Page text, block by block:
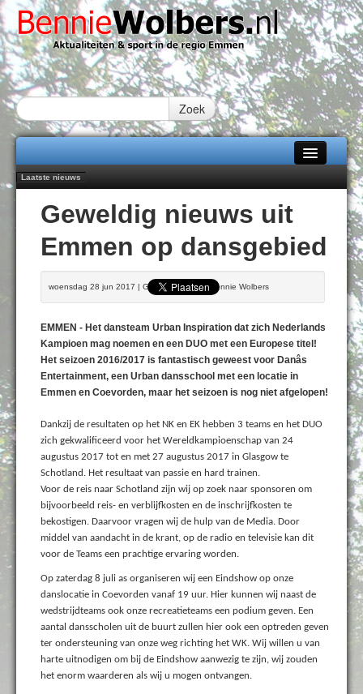
Zoek
Home
Alle categorieën
Over Bennie Wolbers
Fotoboek
Laatste nieuws
Daan Lambers tekent eerste profcontract bij FC Emmen
Jubileumfeest 35 jaar De Amer
Hunzeloopwandeltocht keert op 19 september 2026 terug naar Zuidlaren
102 kaarsen voor eeuwling Mieke Sijbom-Maatje
DONDERDAG 06 AUG 2026
Geweldig nieuws uit
Emmen op dansgebied
woensdag 28 jun 2017 | Geschreven door Bennie Wolbers
EMMEN - Het dansteam Urban Inspiration dat zich Nederlands
Kampioen mag noemen en een DUO met een Europese titel!
Het seizoen 2016/2017 is fantastisch geweest voor Danâs
Entertainment, een Urban dansschool met een locatie in
Emmen en Coevorden, maar het seizoen is nog niet afgelopen!
Dankzij de resultaten op het NK en EK hebben 3 teams en het DUO
zich gekwalificeerd voor het Wereldkampioenschap van 24
augustus 2017 tot en met 27 augustus 2017 in Glasgow te
Schotland. Het resultaat van passie en hard trainen.
Voor de reis naar Schotland zijn wij op zoek naar sponsoren om
bijvoorbeeld reis- en verblijfkosten en de inschrijfkosten te
bekostigen. Daarvoor vragen wij de hulp van de Media. Door
middel van aandacht in de krant, op de radio en televisie kan dit
voor de Teams een prachtige ervaring worden.
Op zaterdag 8 juli as organiseren wij een Eindshow op onze
danslocatie in Coevorden vanaf 19 uur. Hier kunnen wij naast de
wedstrijdteams ook onze recreatieteams een podium geven. Een
aantal dansscholen uit de buurt zullen hier ook een optreden geven
ter ondersteuning van onze weg richting het WK. Wij willen u van
harte uitnodigen om bij de Eindshow aanwezig te zijn, wij zouden
het enorm waarderen als wij u mogen ontvangen.